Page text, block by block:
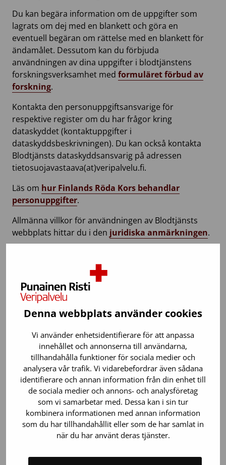
Denna webbplats använder cookies
Vi använder enhetsidentifierare för att anpassa
innehållet och annonserna till användarna,
tillhandahålla funktioner för sociala medier och
analysera vår trafik. Vi vidarebefordrar även sådana
identifierare och annan information från din enhet till
de sociala medier och annons- och analysföretag
som vi samarbetar med. Dessa kan i sin tur
kombinera informationen med annan information
som du har tillhandahållit eller som de har samlat in
när du har använt deras tjänster.
Du kan begära information om de uppgifter som
lagrats om dej med en blankett och göra en
eventuell begäran om rättelse med en blankett för
ändamålet. Dessutom kan du förbjuda
användningen av dina uppgifter i blodtjänstens
forskningsverksamhet med formuläret förbud av
forskning.
Kontakta den personuppgiftsansvarige för
respektive register om du har frågor kring
dataskyddet (kontaktuppgifter i
dataskyddsbeskrivningen). Du kan också kontakta
Blodtjänsts dataskyddsansvarig på adressen
tietosuojavastaava(at)veripalvelu.fi.​
Läs om hur Finlands Röda Kors behandlar
personuppgifter.
Allmänna villkor för användningen av Blodtjänsts
webbplats hittar du i den juridiska anmärkningen.
Dataskyddsbeskrivning för blodgivarappen
Stamcellsregistrets dataskyddsbeskrivning
Placentablodbankens dataskyddsbeskrivning
Dataskyddsbeskrivning för register över
intressegrupper
Dataskyddsbeskrivning för
kommunikationsregister
Dataskyddsbeskrivning för sociala medier
Dataskyddsbeskrivning för register över
arbetssökande